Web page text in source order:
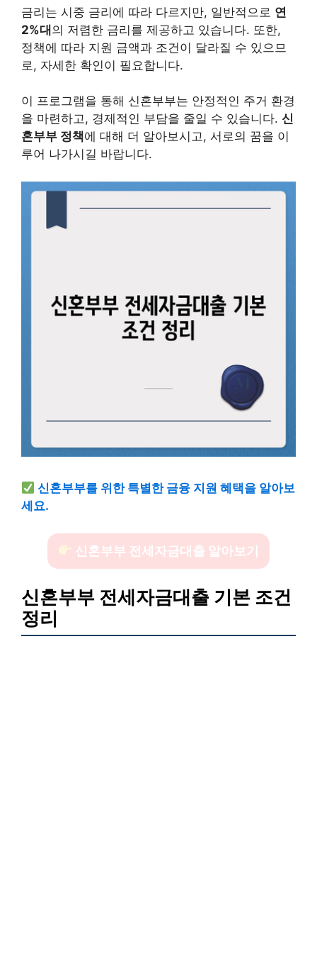
금리는 시중 금리에 따라 다르지만, 일반적으로 연
2%대의 저렴한 금리를 제공하고 있습니다. 또한,
정책에 따라 지원 금액과 조건이 달라질 수 있으므
로, 자세한 확인이 필요합니다.
이 프로그램을 통해 신혼부부는 안정적인 주거 환경
을 마련하고, 경제적인 부담을 줄일 수 있습니다. 신
혼부부 정책에 대해 더 알아보시고, 서로의 꿈을 이
루어 나가시길 바랍니다.
신혼부부를 위한 특별한 금융 지원 혜택을 알아보
세요.
신혼부부 전세자금대출 알아보기
신혼부부 전세자금대출 기본 조건
정리